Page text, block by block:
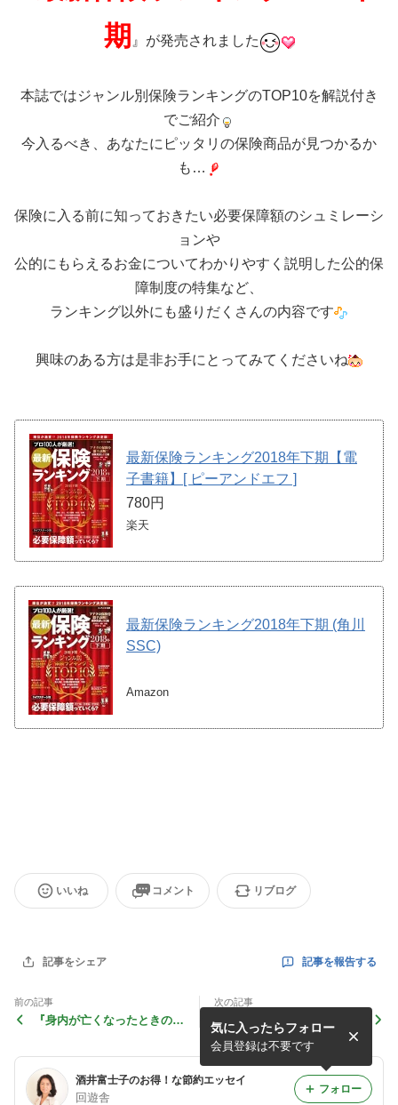
期 』が発売されました
本誌ではジャンル別保険ランキングのTOP10を解説付き
でご紹介
今入るべき、あなたにピッタリの保険商品が見つかるか
も…
保険に入る前に知っておきたい必要保障額のシュミレーシ
ョンや
公的にもらえるお金についてわかりやすく説明した公的保
障制度の特集など、
ランキング以外にも盛りだくさんの内容です
興味のある方は是非お手にとってみてくださいね
最新保険ランキング2018年下期【電
子書籍】[ ピーアンドエフ ]
780円
楽天
最新保険ランキング2018年下期 (角川
SSC)
Amazon
いいね コメント リブログ
記事をシェア 記事を報告する
前の記事
『身内が亡くなったときの手
次の記事
『日経おとなのOFF 2018年9
月号』発刊のお知らせ
酒井富士子のお得！な節約エッセイ
回遊舎
気に入ったらフォロー
会員登録は不要です
フォロー